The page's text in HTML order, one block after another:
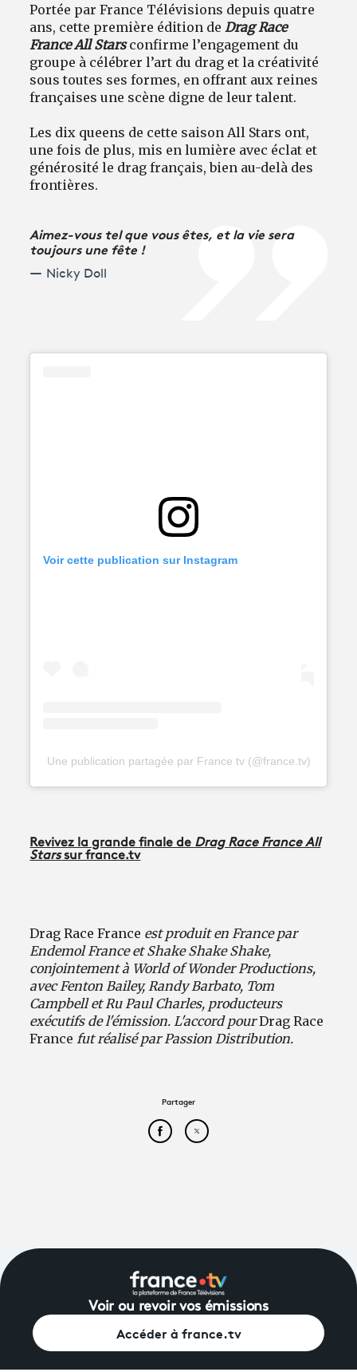
Portée par France Télévisions depuis quatre
ans, cette première édition de Drag Race
France All Starsconfirme l’engagement du
groupe à célébrer l’art du drag et la créativité
sous toutes ses formes, en offrant aux reines
françaises une scène digne de leur talent.
Les dix queens de cette saison All Stars ont,
une fois de plus, mis en lumière avec éclat et
générosité le drag français, bien au-delà des
frontières.
Aimez-vous tel que vous êtes, et la vie sera
toujours une fête !
Nicky Doll
Voir cette publication sur Instagram
Une publication partagée par France tv (@france.tv)
Revivez la grande finale de Drag Race France All
Starssur france.tv
Drag Race France est produit en France par
Endemol France et Shake Shake Shake,
conjointement à World of Wonder Productions,
avec Fenton Bailey, Randy Barbato, Tom
Campbell et Ru Paul Charles, producteurs
exécutifs de l'émission. L'accord pourDrag Race
France fut réalisé par Passion Distribution.
Partager
Partager cet article sur
Partager cet article sur
Voir ou revoir vos émissions
Accéder à france.tv